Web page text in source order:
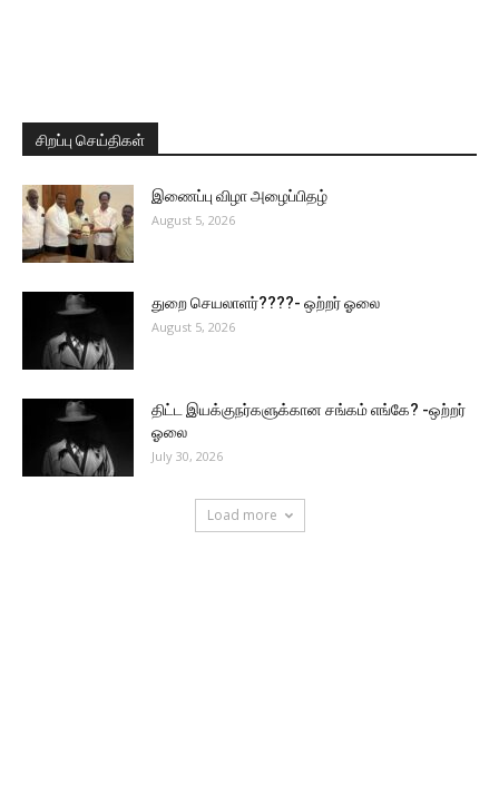
சிறப்பு செய்திகள்
இணைப்பு விழா அழைப்பிதழ்
August 5, 2026
துறை செயலாளர்????- ஒற்றர் ஓலை
August 5, 2026
திட்ட இயக்குநர்களுக்கான சங்கம் எங்கே? -ஒற்றர்
ஓலை
July 30, 2026
Load more